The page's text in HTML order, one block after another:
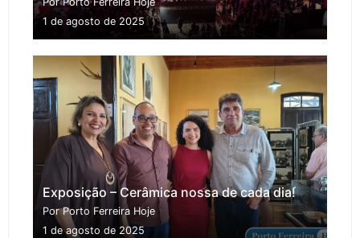
1 de agosto de 2025
Exposição – Cerâmica nossa de cada dia!
Por Porto Ferreira Hoje
1 de agosto de 2025